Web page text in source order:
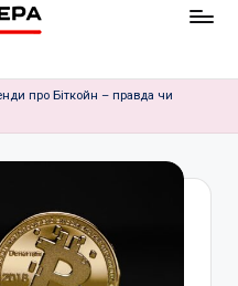
про Біткойн – правда чи